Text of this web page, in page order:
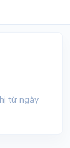
từ ngày